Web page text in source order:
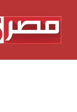
المحتوى